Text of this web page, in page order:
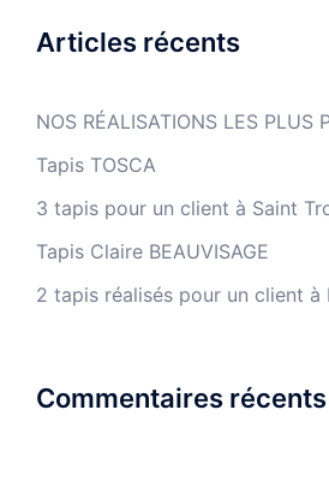
Articles récents
NOS RÉALISATIONS LES PLUS
Tapis TOSCA
3 tapis pour un client à Saint
Tapis Claire BEAUVISAGE
2 tapis réalisés pour un client à
Commentaires récents